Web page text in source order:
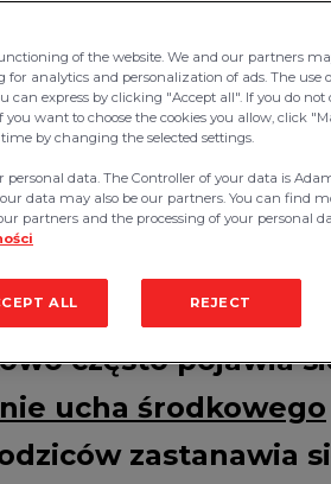
w łagodzeniu bólu!
często pojawia
ucha środkowego
zastanawia
of the website. We and our partners
for analytics and personalization of ads. The use
can express by clicking "Accept all". If you do not
you want to choose the cookies you allow, click
by changing the selected settings.
personal data. The Controller of your data is
data may also be our partners. You can find
partners and the processing of your personal
ALL REJECT